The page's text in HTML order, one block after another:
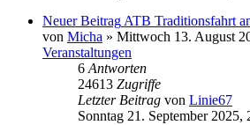
Neuer BeitragATB Traditionsfahrt
von Micha » Mittwoch 13. August
Veranstaltungen
6Antworten
24613 Zugriffe
Letzter Beitrag von Linie67
Sonntag 21. September 2025,